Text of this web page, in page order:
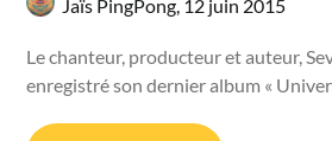
Jaïs PingPong, 12 juin 2015
Le chanteur, producteur et auteur,
enregistré son dernier album «